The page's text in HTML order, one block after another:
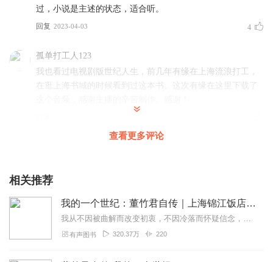
过，小说是主述的状态，适合听。
回复 2023-04-03 4
孤单打工人123
我也看过电视剧版世纪人生，前几年有缘在上海流浪打工，
在逛上海书城的时候看到过这本书。这次有缘在这里下载了
查看更多评论
相关推荐
我的一个世纪：董竹君自传｜上海锦江饭店创始人的传奇故事
我从不因被曲解而改变初衷，不因冷落而怀疑信念，亦不因年迈而放慢脚步。——董竹君《我的一个世纪》是一部书籍，董竹君著，2008年出版发行。主要讲诉一位...
有声图书 320.37万 220